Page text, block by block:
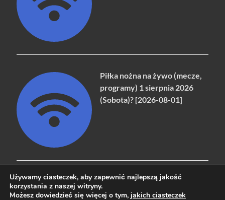
Piłka nożna na żywo (mecze,
programy) 1 sierpnia 2026
(Sobota)? [2026-08-01]
Używamy ciasteczek, aby zapewnić najlepszą jakość
korzystania z naszej witryny.
Możesz dowiedzieć się więcej o tym, jakich ciasteczek